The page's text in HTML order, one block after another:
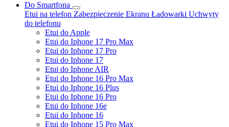
Do Smartfona
Etui na telefon Zabezpieczenie Ekranu Ładowarki Uchwyty
do telefonu
Etui do Apple
Etui do Iphone 17 Pro Max
Etui do Iphone 17 Pro
Etui do Iphone 17
Etui do Iphone AIR
Etui do Iphone 16 Pro Max
Etui do Iphone 16 Plus
Etui do Iphone 16 Pro
Etui do Iphone 16e
Etui do Iphone 16
Etui do Iphone 15 Pro Max